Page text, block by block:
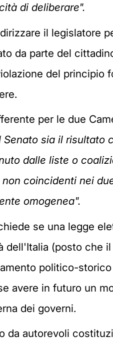
di deliberare".
il legislatore
da parte del
del principio
per le due
sia il risultato
dalle liste o
coincidenti nei
omogenea".
se una legge
(posto che
politico-
avere in futuro un
dei governi.
autorevoli